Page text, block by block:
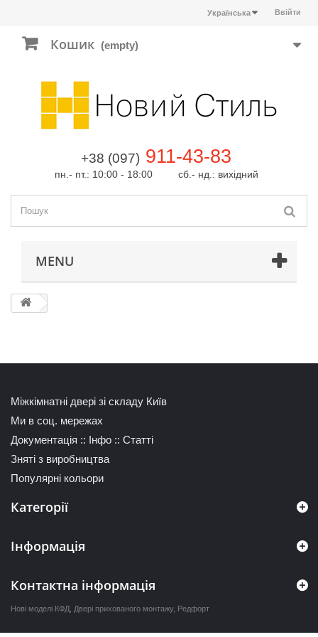
Ввійти
Українська
Кошик (empty)
+38 (097) 911-43-83
пн.- пт.: 10:00 - 18:00 сб.- нд.: вихідний
MENU
Міжкімнатні двері зі складу Київ
Ми в соц. мережах
Документація :: Інфо :: Статті
Зняті з виробництва
Популярні кольори
Категорії
Інформація
Контактна інформація
Нові моделі КФД Двері прихованого монтажу, Редфорт